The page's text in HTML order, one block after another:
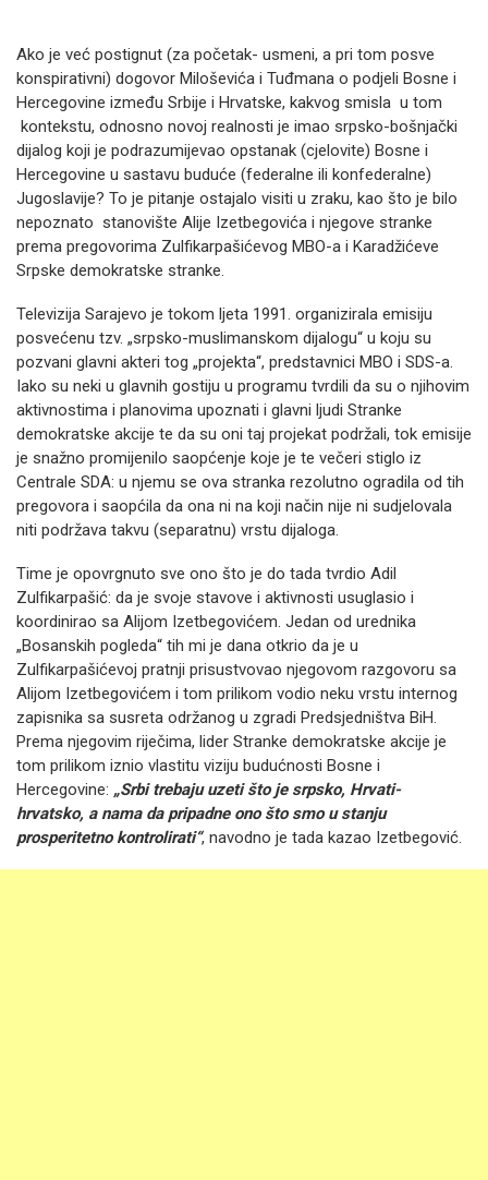
Ako je već postignut (za početak- usmeni, a pri tom posve
konspirativni) dogovor Miloševića i Tuđmana o podjeli Bosne i
Hercegovine između Srbije i Hrvatske, kakvog smisla u tom
kontekstu, odnosno novoj realnosti je imao srpsko-bošnjački
dijalog koji je podrazumijevao opstanak (cjelovite) Bosne i
Hercegovine u sastavu buduće (federalne ili konfederalne)
Jugoslavije? To je pitanje ostajalo visiti u zraku, kao što je bilo
nepoznato stanovište Alije Izetbegovića i njegove stranke
prema pregovorima Zulfikarpašićevog MBO-a i Karadžićeve
Srpske demokratske stranke.
Televizija Sarajevo je tokom ljeta 1991. organizirala emisiju
posvećenu tzv. „srpsko-muslimanskom dijalogu“ u koju su
pozvani glavni akteri tog „projekta“, predstavnici MBO i SDS-a.
Iako su neki u glavnih gostiju u programu tvrdili da su o njihovim
aktivnostima i planovima upoznati i glavni ljudi Stranke
demokratske akcije te da su oni taj projekat podržali, tok emisije
je snažno promijenilo saopćenje koje je te večeri stiglo iz
Centrale SDA: u njemu se ova stranka rezolutno ogradila od tih
pregovora i saopćila da ona ni na koji način nije ni sudjelovala
niti podržava takvu (separatnu) vrstu dijaloga.
Time je opovrgnuto sve ono što je do tada tvrdio Adil
Zulfikarpašić: da je svoje stavove i aktivnosti usuglasio i
koordinirao sa Alijom Izetbegovićem. Jedan od urednika
„Bosanskih pogleda“ tih mi je dana otkrio da je u
Zulfikarpašićevoj pratnji prisustvovao njegovom razgovoru sa
Alijom Izetbegovićem i tom prilikom vodio neku vrstu internog
zapisnika sa susreta održanog u zgradi Predsjedništva BiH.
Prema njegovim riječima, lider Stranke demokratske akcije je
tom prilikom iznio vlastitu viziju budućnosti Bosne i
Hercegovine: „Srbi trebaju uzeti što je srpsko, Hrvati-
hrvatsko, a nama da pripadne ono što smo u stanju
prosperitetno kontrolirati“, navodno je tada kazao Izetbegović.